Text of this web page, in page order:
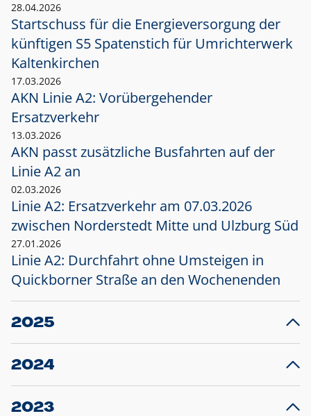
28.04.2026
Startschuss für die Energieversorgung der
künftigen S5 Spatenstich für Umrichterwerk
Kaltenkirchen
17.03.2026
AKN Linie A2: Vorübergehender
Ersatzverkehr
13.03.2026
AKN passt zusätzliche Busfahrten auf der
Linie A2 an
02.03.2026
Linie A2: Ersatzverkehr am 07.03.2026
zwischen Norderstedt Mitte und Ulzburg Süd
27.01.2026
Linie A2: Durchfahrt ohne Umsteigen in
Quickborner Straße an den Wochenenden
2025
23.12.2025
Projekt S5: Start der Bauarbeiten am
2024
10.12.2024
Großprojekt S5: Sperrung der Bahnstraße in
2023